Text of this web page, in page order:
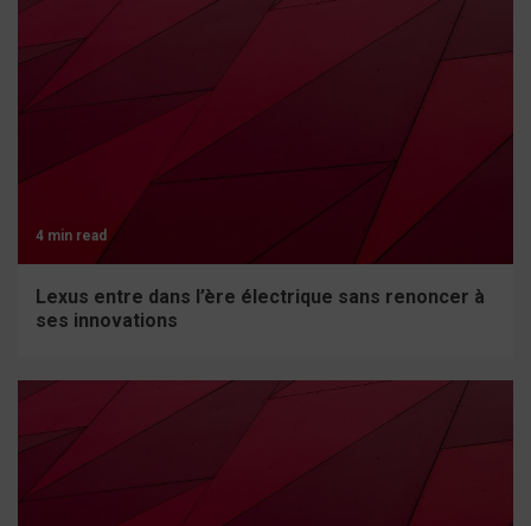
4 min read
Lexus entre dans l’ère électrique sans renoncer à
ses innovations